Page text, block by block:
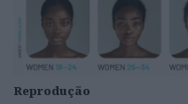
Reprodução